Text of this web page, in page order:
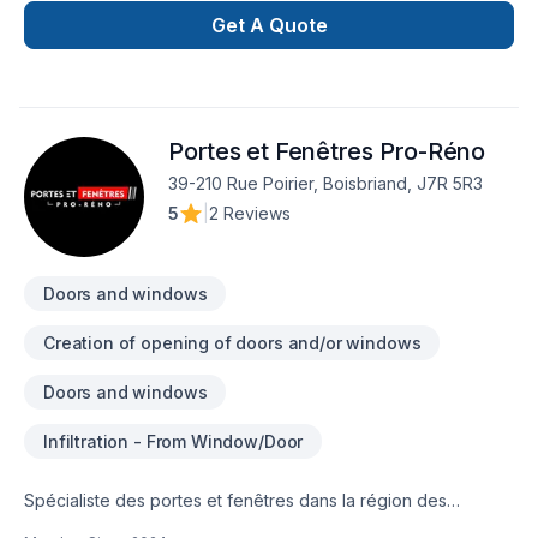
Ontario,Lanaudière,Laurentides,Laval,Montérégie,Montréal.
Nous privilégions la transparence, l'écoute et l'efficacité
service d'exception, centré sur vos besoins et vos
aspirations.
Get A Quote
Portes et Fenêtres Pro-Réno
39-210 Rue Poirier, Boisbriand, J7R 5R3
5
2 Reviews
Doors and windows
Creation of opening of doors and/or windows
Doors and windows
Infiltration - From Window/Door
Spécialiste des portes et fenêtres dans la région des